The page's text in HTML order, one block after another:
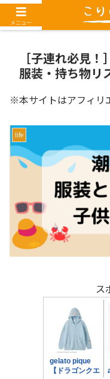
G-1TEXEDRM85
［子連れ必見
服装・持ち物リ
※本サイトはアフィリ
life
ス
メニュー